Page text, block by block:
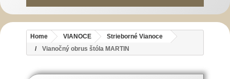
Home VIANOCE
Strieborné Vianoce
Vianočný obrus štóla MARTIN